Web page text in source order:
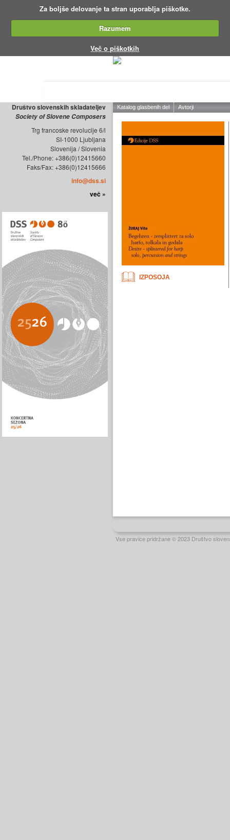
Za boljše delovanje ta stran uporablja piškotke.
Razumem
Več o piškotkih
Društvo slovenskih skladateljev
Society of Slovene Composers
Trg francoske revolucije 6/l
SI-1000 Ljubljana
Slovenija / Slovenia
Tel./Phone: +386(0)12415660
Faks/Fax: +386(0)12415666
info@dss.si
več »
Vse pravice pridržane © 2023 Društvo